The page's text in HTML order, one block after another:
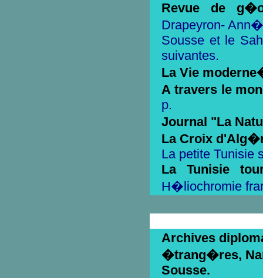
Revue de
Drapeyron-
Sousse et le
suivantes.
La Vie
A travers le
p.
Journal "La
La Croix
La petite Tunisie
La Tunisie
H�liochromie
Archives
�trang�res,
Sousse.